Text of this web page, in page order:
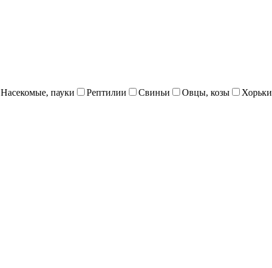
Насекомые, пауки Рептилии Свиньи Овцы, козы Хорьки